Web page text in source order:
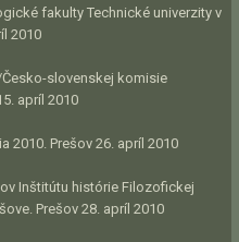
fakulty Technické univerzity v
2010
slovenskej komisie
apríl 2010
2010. Prešov 26. apríl 2010
Inštitútu histórie Filozofickej
Prešov 28. apríl 2010